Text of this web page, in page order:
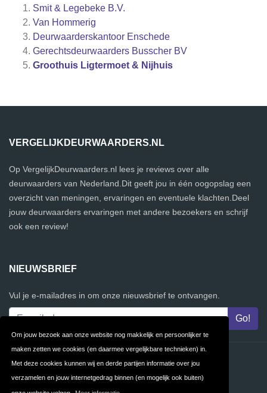
Om jouw bezoek aan onze website nog makkelijk en persoonlijker te
maken zetten we cookies (en daarmee vergelijkbare technieken) in.
Met deze cookies kunnen wij en derde partijen informatie over jou
verzamelen en jouw internetgedrag binnen (en mogelijk ook buiten)
Smit & Legebeke B.V.
Van Hommerig
Deurwaarderskantoor Enschede
Gerechtsdeurwaarders Busscher BV
Groothuis Ligtermoet & Nijhuis
VERGELIJKDEURWAARDERS.NL
Op VergelijkDeurwaarders.nl lees je reviews over alle
deurwaarders van Nederland.Dit geeft jou in één oogopslag een
overzicht van meningen, ervaringen en eventuele klachten.Deel
jouw deurwaarders ervaringen met andere bezoekers en schrijf
ook een review!
NIEUWSBRIEF
Vul je e-mailadres in om onze nieuwsbrief te ontvangen.
Contact Privacy
Algemene FAQ